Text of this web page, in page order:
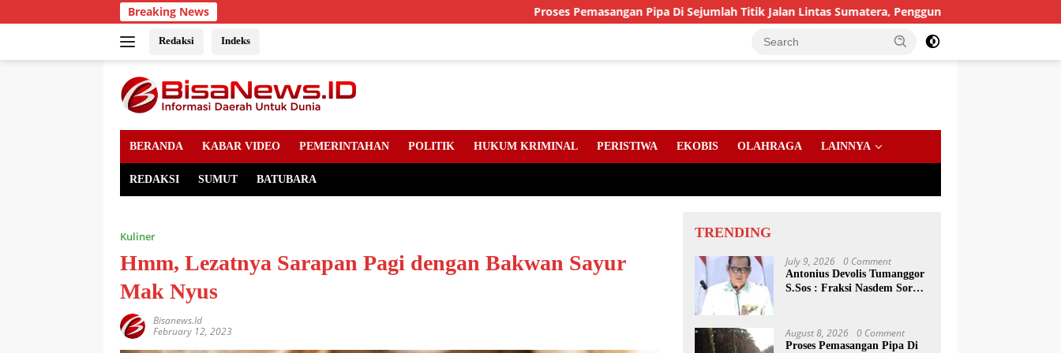
to
Breaking News Proses Pemasangan Pipa Di Sejumlah Titik Jalan Lintas Sumatera, Pengguna Jalan diimbau Untuk meningkatkan
Redaksi Indeks
BERANDA KABAR VIDEO PEMERINTAHAN POLITIK HUKUM KRIMINAL PERISTIWA EKOBIS OLAHRAGA LAINNYA
REDAKSI SUMUT BATUBARA
Kuliner
Hmm, Lezatnya Sarapan Pagi dengan Bakwan Sayur
Mak Nyus
Bisanews.id
February 12, 2023
TRENDING
July 9, 2026 0 Comment
Antonius Devolis Tumanggor
S.Sos : Fraksi Nasdem Soroti
August 8, 2026 0 Comment
Proses Pemasangan Pipa Di